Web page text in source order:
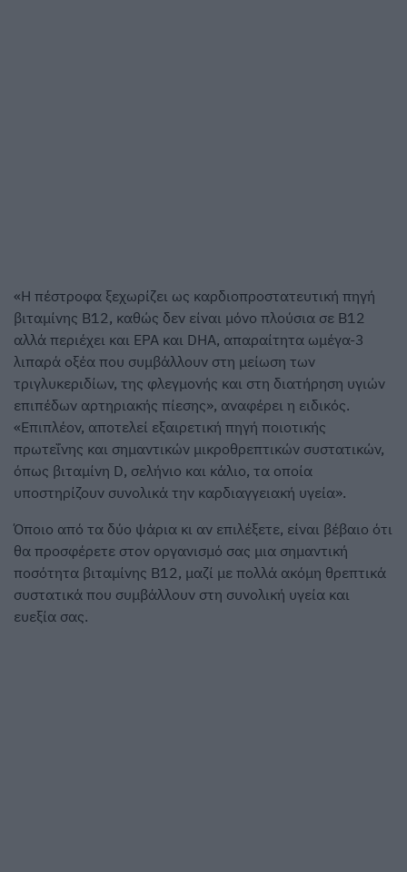
«Η πέστροφα ξεχωρίζει ως καρδιοπροστατευτική πηγή
βιταμίνης Β12, καθώς δεν είναι μόνο πλούσια σε Β12
αλλά περιέχει και EPA και DHA, απαραίτητα ωμέγα-3
λιπαρά οξέα που συμβάλλουν στη μείωση των
τριγλυκεριδίων, της φλεγμονής και στη διατήρηση υγιών
επιπέδων αρτηριακής πίεσης», αναφέρει η ειδικός.
«Επιπλέον, αποτελεί εξαιρετική πηγή ποιοτικής
πρωτεΐνης και σημαντικών μικροθρεπτικών συστατικών,
όπως βιταμίνη D, σελήνιο και κάλιο, τα οποία
υποστηρίζουν συνολικά την καρδιαγγειακή υγεία».
Όποιο από τα δύο ψάρια κι αν επιλέξετε, είναι βέβαιο ότι
θα προσφέρετε στον οργανισμό σας μια σημαντική
ποσότητα βιταμίνης Β12, μαζί με πολλά ακόμη θρεπτικά
συστατικά που συμβάλλουν στη συνολική υγεία και
ευεξία σας.